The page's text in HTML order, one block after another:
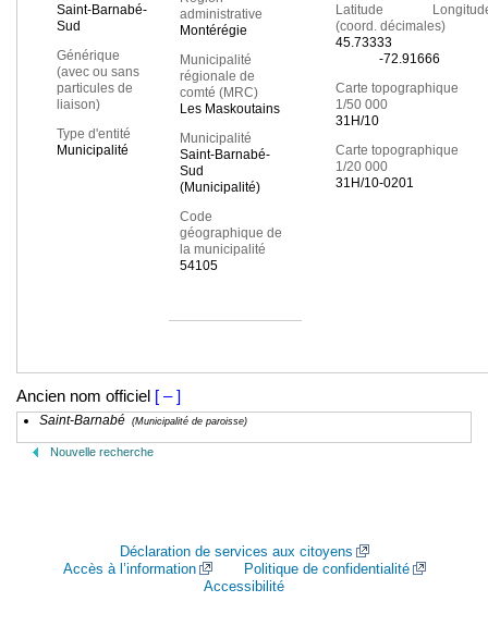
Saint-Barnabé-
Sud
Générique
(avec ou sans
particules de
liaison)
Type d'entité
Municipalité
administrative
Montérégie
Municipalité
régionale de
comté (MRC)
Les Maskoutains
Municipalité
Saint-Barnabé-
Sud
(Municipalité)
Code
géographique de
la municipalité
54105
Latitude
(coord. décimales)
45.73333
-72.91666
Carte topographique
1/50 000
31H/10
Carte topographique
1/20 000
31H/10-0201
Ancien nom officiel [ – ]
Saint-Barnabé (Municipalité de paroisse)
Nouvelle recherche
Déclaration de services aux citoyens
Accès à l’information
Politique de confidentialité
Accessibilité